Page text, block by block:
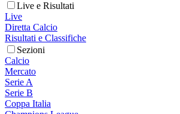
Live e Risultati
Live
Diretta Calcio
Risultati e Classifiche
Sezioni
Calcio
Mercato
Serie A
Serie B
Coppa Italia